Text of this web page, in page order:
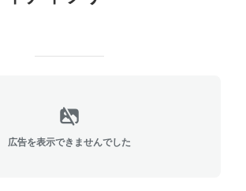
広告を表示できませんでした